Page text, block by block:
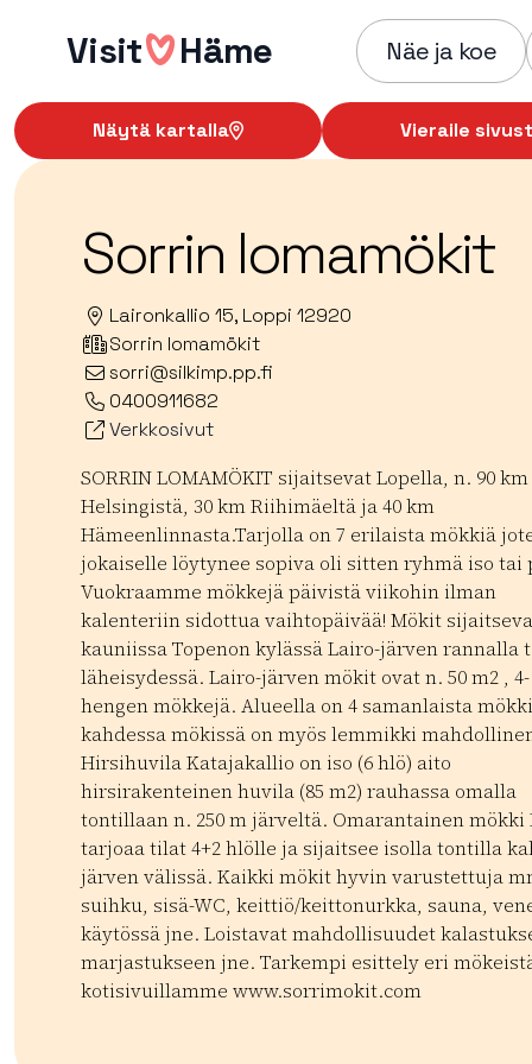
sisältöönVisit Häme Näe ja koe
Näytä kartalla Vieraile
Sorrin lomamökit
Laironkallio 15, Loppi 12920
Sorrin lomamökit
sorri@silkimp.pp.fi
0400911682
Verkkosivut
SORRIN LOMAMÖKIT sijaitsevat Lopella, n. 90 km
Helsingistä, 30 km Riihimäeltä ja 40 km
Hämeenlinnasta.Tarjolla on 7 erilaista mökkiä
jokaiselle löytynee sopiva oli sitten ryhmä iso tai
Vuokraamme mökkejä päivistä viikohin ilman
kalenteriin sidottua vaihtopäivää! Mökit
kauniissa Topenon kylässä Lairo-järven rannalla
läheisydessä. Lairo-järven mökit ovat n. 50 m2 , 4-
hengen mökkejä. Alueella on 4 samanlaista
kahdessa mökissä on myös lemmikki
Hirsihuvila Katajakallio on iso (6 hlö) aito
hirsirakenteinen huvila (85 m2) rauhassa omalla
tontillaan n. 250 m järveltä. Omarantainen mökki
tarjoaa tilat 4+2 hlölle ja sijaitsee isolla tontilla
järven välissä. Kaikki mökit hyvin varustettuja
suihku, sisä-WC, keittiö/keittonurkka, sauna,
käytössä jne. Loistavat mahdollisuudet
marjastukseen jne. Tarkempi esittely eri
kotisivuillamme www.sorrimokit.com